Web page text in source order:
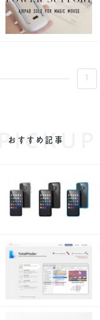
1
おすすめ記事